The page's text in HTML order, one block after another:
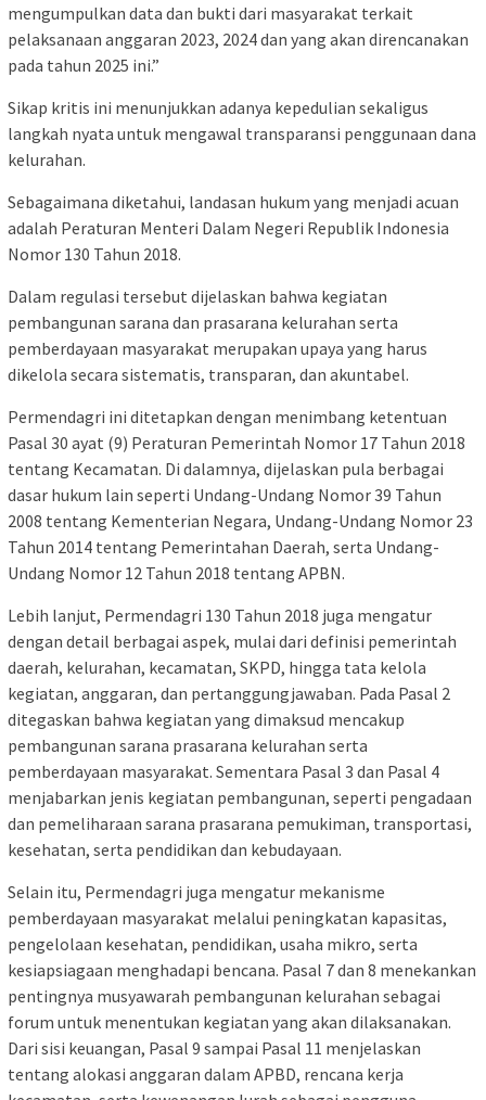
mengumpulkan data dan bukti dari masyarakat terkait
pelaksanaan anggaran 2023, 2024 dan yang akan direncanakan
pada tahun 2025 ini.”
Sikap kritis ini menunjukkan adanya kepedulian sekaligus
langkah nyata untuk mengawal transparansi penggunaan dana
kelurahan.
Sebagaimana diketahui, landasan hukum yang menjadi acuan
adalah Peraturan Menteri Dalam Negeri Republik Indonesia
Nomor 130 Tahun 2018.
Dalam regulasi tersebut dijelaskan bahwa kegiatan
pembangunan sarana dan prasarana kelurahan serta
pemberdayaan masyarakat merupakan upaya yang harus
dikelola secara sistematis, transparan, dan akuntabel.
Permendagri ini ditetapkan dengan menimbang ketentuan
Pasal 30 ayat (9) Peraturan Pemerintah Nomor 17 Tahun 2018
tentang Kecamatan. Di dalamnya, dijelaskan pula berbagai
dasar hukum lain seperti Undang-Undang Nomor 39 Tahun
2008 tentang Kementerian Negara, Undang-Undang Nomor 23
Tahun 2014 tentang Pemerintahan Daerah, serta Undang-
Undang Nomor 12 Tahun 2018 tentang APBN.
Lebih lanjut, Permendagri 130 Tahun 2018 juga mengatur
dengan detail berbagai aspek, mulai dari definisi pemerintah
daerah, kelurahan, kecamatan, SKPD, hingga tata kelola
kegiatan, anggaran, dan pertanggungjawaban. Pada Pasal 2
ditegaskan bahwa kegiatan yang dimaksud mencakup
pembangunan sarana prasarana kelurahan serta
pemberdayaan masyarakat. Sementara Pasal 3 dan Pasal 4
menjabarkan jenis kegiatan pembangunan, seperti pengadaan
dan pemeliharaan sarana prasarana pemukiman, transportasi,
kesehatan, serta pendidikan dan kebudayaan.
Selain itu, Permendagri juga mengatur mekanisme
pemberdayaan masyarakat melalui peningkatan kapasitas,
pengelolaan kesehatan, pendidikan, usaha mikro, serta
kesiapsiagaan menghadapi bencana. Pasal 7 dan 8 menekankan
pentingnya musyawarah pembangunan kelurahan sebagai
forum untuk menentukan kegiatan yang akan dilaksanakan.
Dari sisi keuangan, Pasal 9 sampai Pasal 11 menjelaskan
tentang alokasi anggaran dalam APBD, rencana kerja